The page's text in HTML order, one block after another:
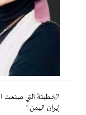
الخطيئة التي
إيران اليمن؟